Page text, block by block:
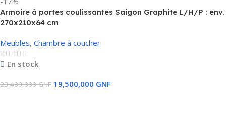
MÉMOIRE RAM INSTALLÉE 32 GB
MODÈLE DU CPU Intel Core i9
Armoire à portes coulissantes Saigon Graphite L/H/P : env.
270x210x64 cm
Meubles, Chambre à coucher
En stock
23,400,000GNF 19,500,000 GNF